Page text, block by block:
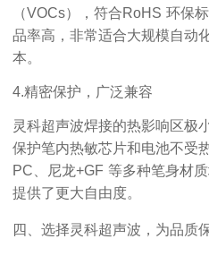
（VOCs），符合RoHS 环保
品率高，非常适合大规模自动
本。
4.精密保护，广泛兼容
灵科超声波焊接的热影响区极
保护笔内热敏芯片和电池不受
PC 、尼龙+GF 等多种笔身材
提供了更大自由度。
四、选择灵科超声波，为品质